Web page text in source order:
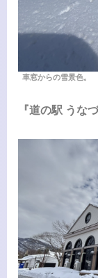
車窓からの雪景色。
『道の駅 うなづ